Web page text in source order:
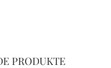
PRODUKTE